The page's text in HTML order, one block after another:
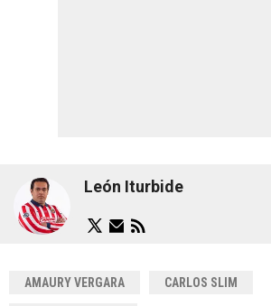
León Iturbide
AMAURY VERGARA CARLOS SLIM